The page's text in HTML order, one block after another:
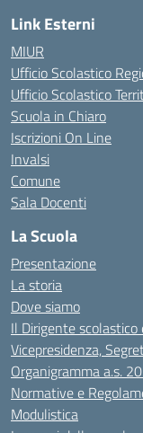
Link Esterni
MIUR
Ufficio Scolastico
Ufficio Scolastico
Scuola in Chiaro
Iscrizioni On Line
Invalsi
Comune
Sala Docenti
La Scuola
Presentazione
La storia
Dove siamo
Il Dirigente
Vicepresidenza,
Organigramma a.s.
Normative e
Modulistica